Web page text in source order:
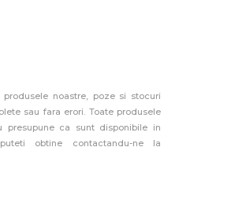
noastre, poze si stocuri
sau fara erori. Toate produsele
ca sunt disponibile in
obtine contactandu-ne la